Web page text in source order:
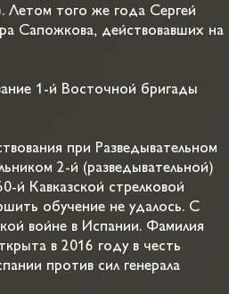
Летом того же года Сергей
Сапожкова, действовавших на
1-й Восточной бригады
при Разведывательном
2-й (разведывательной)
й Кавказской стрелковой
обучение не удалось. С
войне в Испании. Фамилия
в 2016 году в честь
против сил генерала